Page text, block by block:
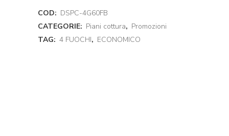
COD: DSPC-4G60FB
CATEGORIE: Piani cottura, Promozioni
TAG: 4 FUOCHI, ECONOMICO